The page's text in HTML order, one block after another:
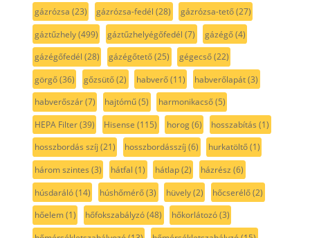
gázrózsa (23) gázrózsa-fedél (28) gázrózsa-tető(27)
gáztűzhely(499) gáztűzhelyégőfedél (7) gázégő(4)
gázégőfedél (28) gázégőtető(25) gégecső(22)
görgő(36) gőzsütő(2) habverő(11) habverőlapát(3)
habverőszár(7) hajtómű(5) harmonikacső(5)
HEPA Filter(39) Hisense (115) horog(6) hosszabítás (1)
hosszbordás szíj (21) hosszbordásszíj (6) hurkatöltő(1)
három szintes (3) hátfal (1) hátlap(2) házrész (6)
húsdaráló(14) húshőmérő(3) hüvely(2) hőcserélő(2)
hőelem(1) hőfokszabályzó(48) hőkorlátozó(3)